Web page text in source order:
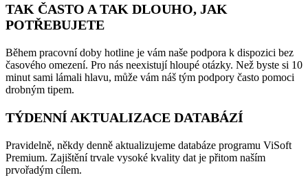
TAK ČASTO A TAK DLOUHO, JAK
POTŘEBUJETE
Během pracovní doby hotline je vám naše podpora k dispozici bez
časového omezení. Pro nás neexistují hloupé otázky. Než byste si 10
minut sami lámali hlavu, může vám náš tým podpory často pomoci
drobným tipem.
TÝDENNÍ AKTUALIZACE DATABÁZÍ
Pravidelně, někdy denně aktualizujeme databáze programu ViSoft
Premium. Zajištění trvale vysoké kvality dat je přitom naším
prvořadým cílem.